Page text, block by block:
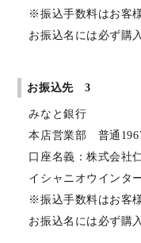
※振込手数料はお客
お振込名には必ず購
お振込先 3
みなと銀行
本店営業部 普通
口座名義：株式会社
イシャニオウインタ
※振込手数料はお客
お振込名には必ず購